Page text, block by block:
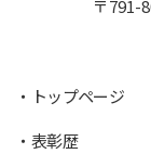
〒791-
トップページ
表彰歴